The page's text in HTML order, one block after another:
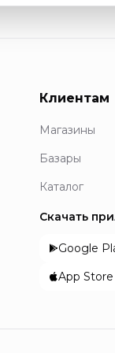
Клиентам
Магазины
Базары
Каталог
Скачать
Google
App Store